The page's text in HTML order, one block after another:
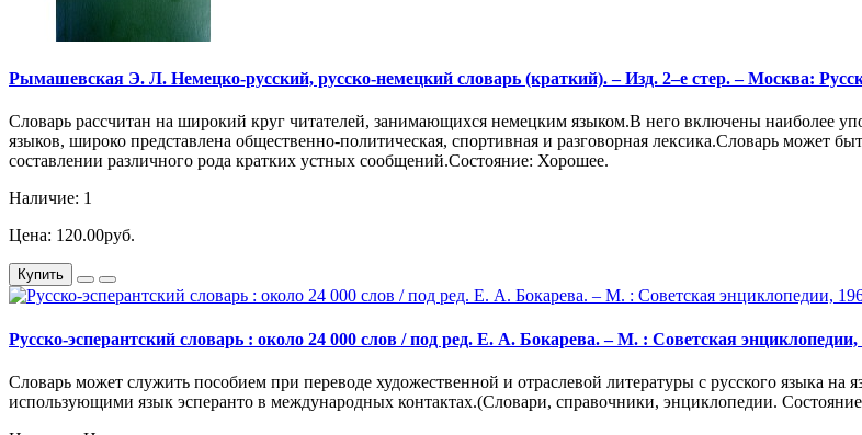
Рымашевская Э. Л. Немецко-русский, русско-немецкий словарь (краткий). – Изд. 2–е стер. – Москва:
Словарь рассчитан на широкий круг читателей, занимающихся немецким языком.В него включены наиболее
языков, широко представлена общественно-политическая, спортивная и разговорная лексика.Словарь может
составлении различного рода кратких устных сообщений.Состояние: Хорошее.
Наличие: 1
Цена: 120.00руб.
Купить
Русско-эсперантский словарь : около 24 000 слов / под ред. Е. А. Бокарева. – М. : Советская энциклопедии,
Словарь может служить пособием при переводе художественной и отраслевой литературы с русского языка
использующими язык эсперанто в международных контактах.(Словари, справочники, энциклопедии.